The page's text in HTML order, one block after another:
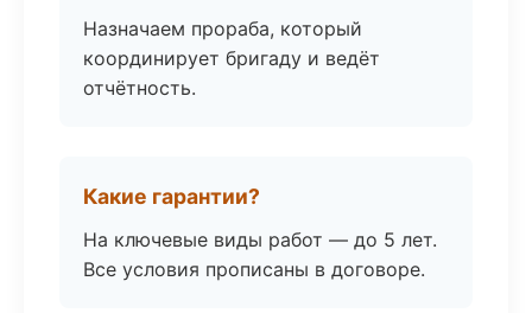
Назначаем прораба, который
координирует бригаду и ведёт
отчётность.
Какие гарантии?
На ключевые виды работ — до 5 лет.
Все условия прописаны в договоре.